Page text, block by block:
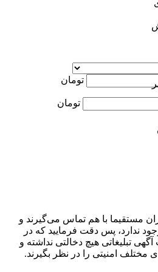
تومان
تومان
مستقیما با هم تماس می‌گیرند و
ندارد، پس دقت فرمایید که در
تبلیغاتی هیچ دخالتی نداشته و
مختلف امنیتی را در نظر بگیرند.